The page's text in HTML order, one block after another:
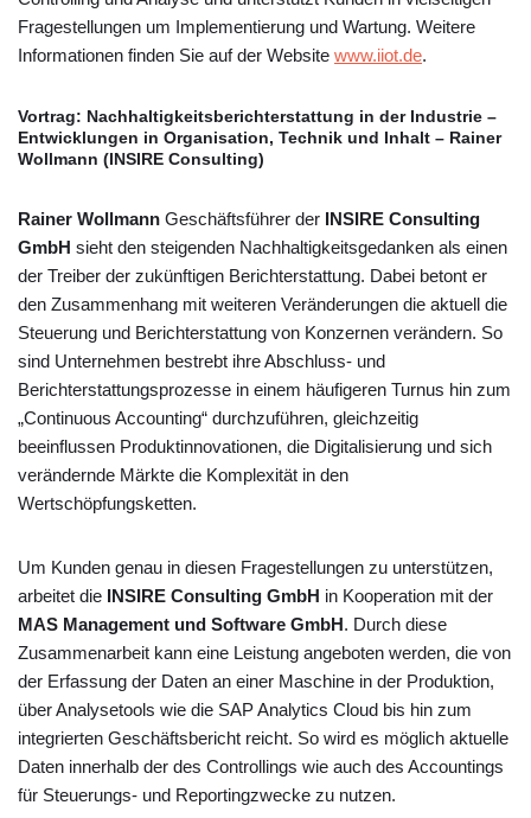
Fragestellungen um Implementierung und Wartung. Weitere
Informationen finden Sie auf der Website www.iiot.de.
Vortrag: Nachhaltigkeitsberichterstattung in der Industrie –
Entwicklungen in Organisation, Technik und Inhalt – Rainer
Wollmann (INSIRE Consulting)
Rainer Wollmann Geschäftsführer der INSIRE Consulting
GmbH sieht den steigenden Nachhaltigkeitsgedanken als einen
der Treiber der zukünftigen Berichterstattung. Dabei betont er
den Zusammenhang mit weiteren Veränderungen die aktuell die
Steuerung und Berichterstattung von Konzernen verändern. So
sind Unternehmen bestrebt ihre Abschluss- und
Berichterstattungsprozesse in einem häufigeren Turnus hin zum
„Continuous Accounting“ durchzuführen, gleichzeitig
beeinflussen Produktinnovationen, die Digitalisierung und sich
verändernde Märkte die Komplexität in den
Wertschöpfungsketten.
Um Kunden genau in diesen Fragestellungen zu unterstützen,
arbeitet die INSIRE Consulting GmbH in Kooperation mit der
MAS Management und Software GmbH. Durch diese
Zusammenarbeit kann eine Leistung angeboten werden, die von
der Erfassung der Daten an einer Maschine in der Produktion,
über Analysetools wie die SAP Analytics Cloud bis hin zum
integrierten Geschäftsbericht reicht. So wird es möglich aktuelle
Daten innerhalb der des Controllings wie auch des Accountings
für Steuerungs- und Reportingzwecke zu nutzen.